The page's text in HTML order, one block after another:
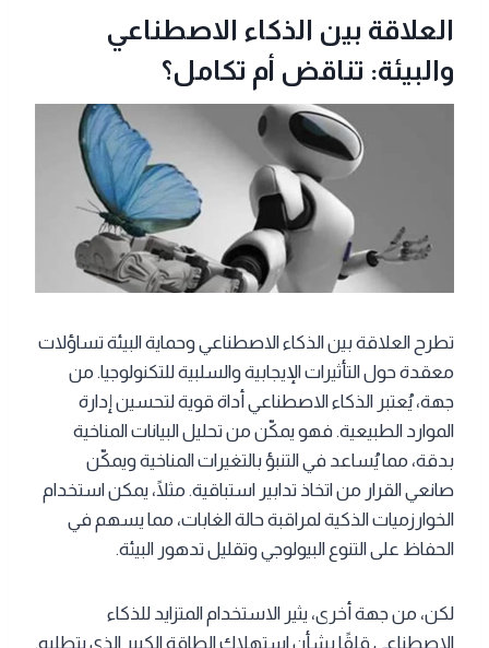
العلاقة بين الذكاء الاصطناعي
والبيئة: تناقض أم تكامل؟
تطرح العلاقة بين الذكاء الاصطناعي وحماية البيئة تساؤلات
معقدة حول التأثيرات الإيجابية والسلبية للتكنولوجيا. من
جهة، يُعتبر الذكاء الاصطناعي أداة قوية لتحسين إدارة
الموارد الطبيعية. فهو يمكّن من تحليل البيانات المناخية
بدقة، مما يُساعد في التنبؤ بالتغيرات المناخية ويمكّن
صانعي القرار من اتخاذ تدابير استباقية. مثلًا، يمكن استخدام
الخوارزميات الذكية لمراقبة حالة الغابات، مما يسهم في
الحفاظ على التنوع البيولوجي وتقليل تدهور البيئة.
لكن، من جهة أخرى، يثير الاستخدام المتزايد للذكاء
الاصطناعي قلقًا بشأن استهلاك الطاقة الكبير الذي يتطلبه.